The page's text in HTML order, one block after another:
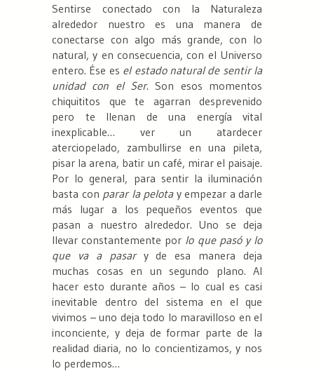
Sentirse conectado con la Naturaleza
alrededor nuestro es una manera de
conectarse con algo más grande, con lo
natural, y en consecuencia, con el Universo
entero. Ése es el estado natural de sentir la
unidad con el Ser. Son esos momentos
chiquititos que te agarran desprevenido
pero te llenan de una energía vital
inexplicable… ver un atardecer
aterciopelado, zambullirse en una pileta,
pisar la arena, batir un café, mirar el paisaje.
Por lo general, para sentir la iluminación
basta con parar la pelotay empezar a darle
más lugar a los pequeños eventos que
pasan a nuestro alrededor. Uno se deja
llevar constantemente por lo que pasó y lo
que va a pasary de esa manera deja
muchas cosas en un segundo plano. Al
hacer esto durante años – lo cual es casi
inevitable dentro del sistema en el que
vivimos – uno deja todo lo maravilloso en el
inconciente, y deja de formar parte de la
realidad diaria, no lo concientizamos, y nos
lo perdemos…